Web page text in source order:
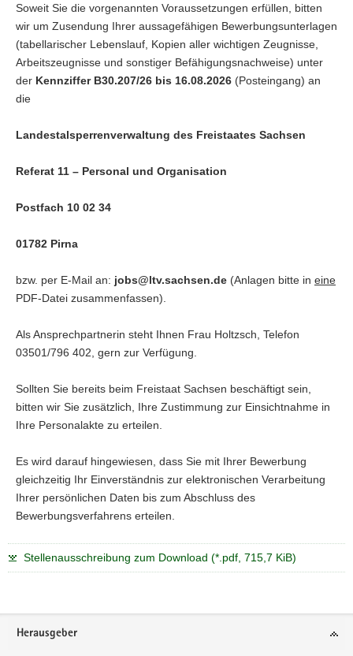
Soweit Sie die vorgenannten Voraussetzungen erfüllen, bitten
wir um Zusendung Ihrer aussagefähigen Bewerbungsunterlagen
(tabellarischer Lebenslauf, Kopien aller wichtigen Zeugnisse,
Arbeitszeugnisse und sonstiger Befähigungsnachweise) unter
der Kennziffer B30.207/26 bis 16.08.2026 (Posteingang) an
die
Landestalsperrenverwaltung des Freistaates Sachsen
Referat 11 – Personal und Organisation
Postfach 10 02 34
01782 Pirna
bzw. per E-Mail an: jobs@ltv.sachsen.de (Anlagen bitte in eine
PDF-Datei zusammenfassen).
Als Ansprechpartnerin steht Ihnen Frau Holtzsch, Telefon
03501/796 402, gern zur Verfügung.
Sollten Sie bereits beim Freistaat Sachsen beschäftigt sein,
bitten wir Sie zusätzlich, Ihre Zustimmung zur Einsichtnahme in
Ihre Personalakte zu erteilen.
Es wird darauf hingewiesen, dass Sie mit Ihrer Bewerbung
gleichzeitig Ihr Einverständnis zur elektronischen Verarbeitung
Ihrer persönlichen Daten bis zum Abschluss des
Bewerbungsverfahrens erteilen.
Stellenausschreibung zum Download (*.pdf, 715,7 KiB)
Footer-
Herausgeber